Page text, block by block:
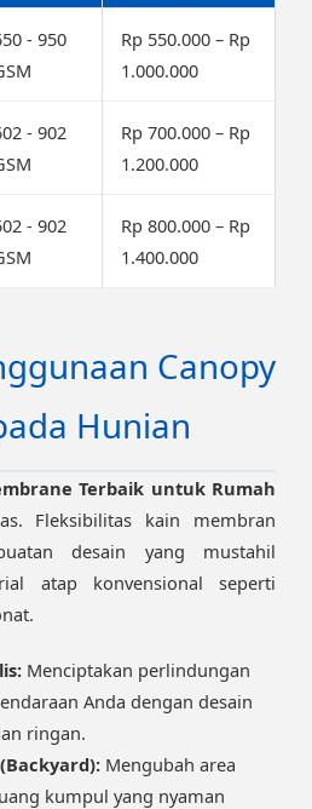
- 950
Rp 550.000 – Rp
1.000.000
- 902
Rp 700.000 – Rp
1.200.000
- 902
Rp 800.000 – Rp
1.400.000
Canopy
Hunian
Terbaik untuk Rumah
Fleksibilitas kain membran
desain yang mustahil
atap konvensional seperti
Menciptakan perlindungan
Anda dengan desain
ringan.
Mengubah area
kumpul yang nyaman